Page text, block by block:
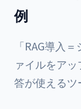
例
「RAG導入
ァイルをア
答が使えるツ